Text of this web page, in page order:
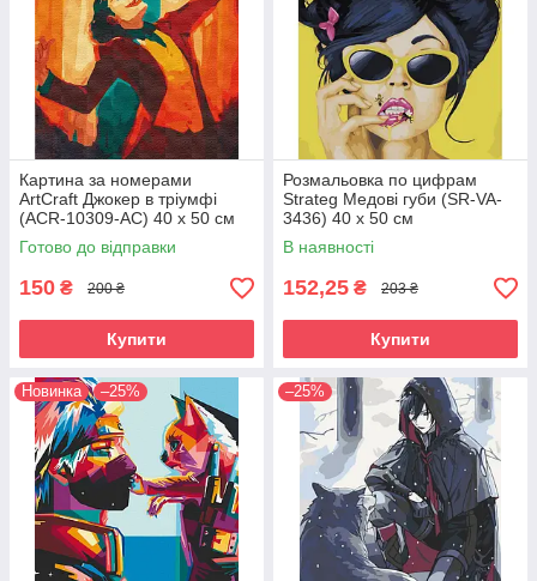
Картина за номерами
ArtCraft Джокер в тріумфі
(ACR-10309-AC) 40 х 50 см
Готово до відправки
150 ₴ 200 ₴
Купити
Розмальовка по цифрам
Strateg Медові губи (SR-VA-
3436) 40 х 50 см
В наявності
152,25 ₴ 203 ₴
Купити
Новинка –25% –25%